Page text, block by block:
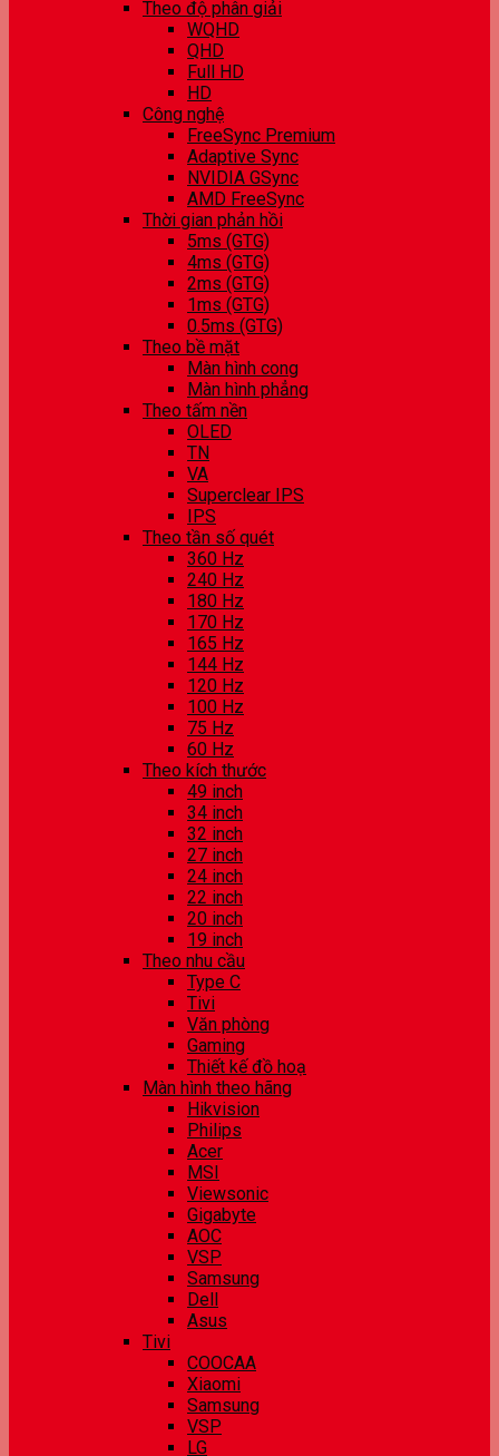
Theo độ phân giải
WQHD
QHD
Full HD
HD
Công nghệ
FreeSync Premium
Adaptive Sync
NVIDIA GSync
AMD FreeSync
Thời gian phản hồi
5ms (GTG)
4ms (GTG)
2ms (GTG)
1ms (GTG)
0.5ms (GTG)
Theo bề mặt
Màn hình cong
Màn hình phẳng
Theo tấm nền
OLED
TN
VA
Superclear IPS
IPS
Theo tần số quét
360 Hz
240 Hz
180 Hz
170 Hz
165 Hz
144 Hz
120 Hz
100 Hz
75 Hz
60 Hz
Theo kích thước
49 inch
34 inch
32 inch
27 inch
24 inch
22 inch
20 inch
19 inch
Theo nhu cầu
Type C
Tivi
Văn phòng
Gaming
Thiết kế đồ hoạ
Màn hình theo hãng
Hikvision
Philips
Acer
MSI
Viewsonic
Gigabyte
AOC
VSP
Samsung
Dell
Asus
Tivi
COOCAA
Xiaomi
Samsung
VSP
LG